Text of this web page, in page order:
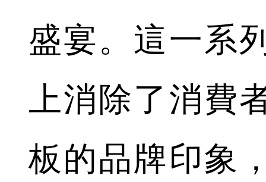
盛宴。這一系
上消除了消費
板的品牌印象